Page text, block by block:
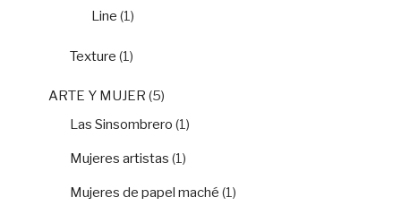
Line (1)
Texture (1)
ARTE Y MUJER (5)
Las Sinsombrero (1)
Mujeres artistas (1)
Mujeres de papel maché (1)